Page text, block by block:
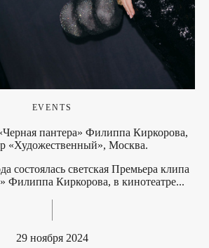
EVENTS
пантера» Филиппа Киркорова,
«Художественный», Москва.
состоялась светская Премьера клипа
Филиппа Киркорова, в кинотеатре...
29 ноября 2024